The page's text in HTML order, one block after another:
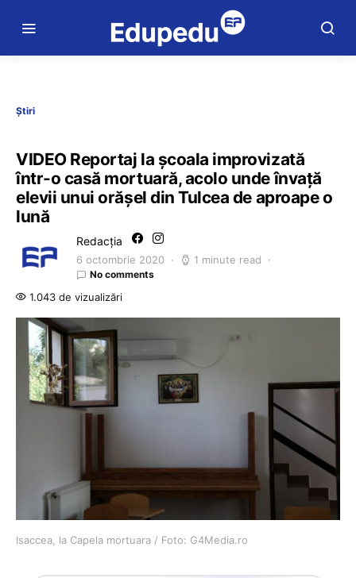
Știri
VIDEO Reportaj la școala improvizată
într-o casă mortuară, acolo unde învață
elevii unui orășel din Tulcea de aproape o
lună
Redacția
6 octombrie 2020 1 minute read
No comments
1.043 de vizualizări
Isaccea, la Capela mortuara / Foto: G4Media.ro